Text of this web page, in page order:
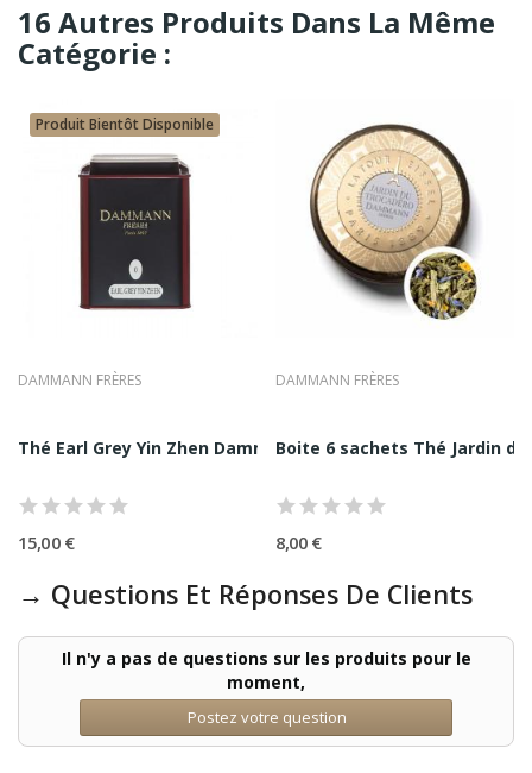
16 Autres Produits Dans La Même
Catégorie :
Frères : Thé...
Produit Bientôt Disponible
DAMMANN FRÈRES
Thé Earl Grey Yin Zhen Dammann Frères: Boite...
15,00 €
DAMMANN FRÈRES
Boite 6 sachets Thé Jardin
8,00 €
→ Questions Et Réponses De Clients
Il n'y a pas de questions sur les produits pour le
moment,
Postez votre question